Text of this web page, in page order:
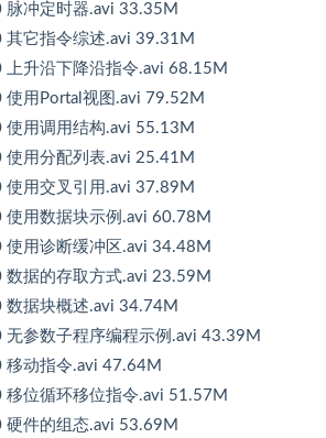
脉冲定时器.avi 33.35M
其它指令综述.avi 39.31M
上升沿下降沿指令.avi 68.15M
使用Portal视图.avi 79.52M
使用调用结构.avi 55.13M
使用分配列表.avi 25.41M
使用交叉引用.avi 37.89M
使用数据块示例.avi 60.78M
使用诊断缓冲区.avi 34.48M
数据的存取方式.avi 23.59M
数据块概述.avi 34.74M
无参数子程序编程示例.avi 43.39M
移动指令.avi 47.64M
移位循环移位指令.avi 51.57M
硬件的组态.avi 53.69M